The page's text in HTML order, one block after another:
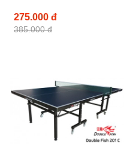
275.000 đ
385.000 đ